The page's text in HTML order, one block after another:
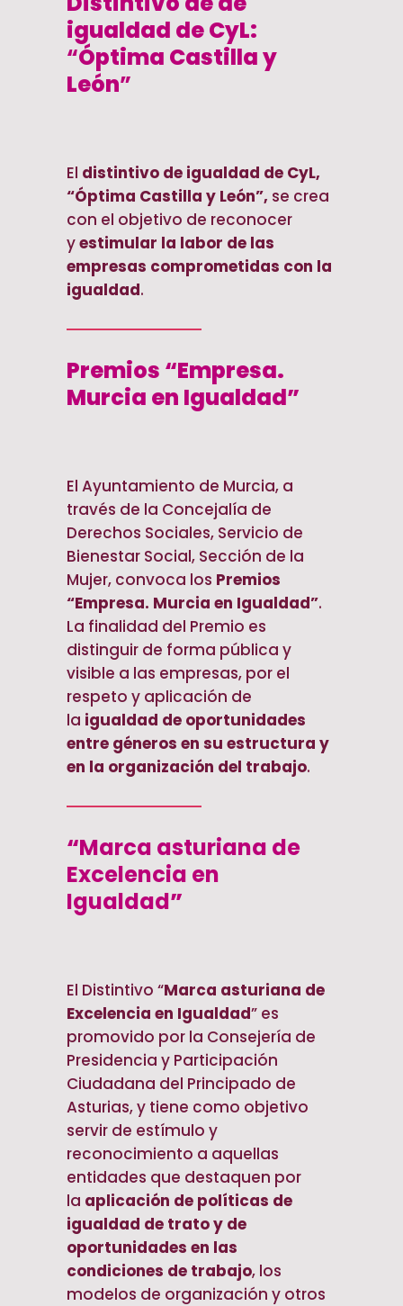
igualdad de CyL:
“Óptima Castilla y
León”
El distintivo de igualdad de CyL,
“Óptima Castilla y León”, se crea
con el objetivo de reconocer
yestimular la labor de las
empresas comprometidas con la
igualdad.
Premios “Empresa.
Murcia en Igualdad”
El Ayuntamiento de Murcia, a
través de la Concejalía de
Derechos Sociales, Servicio de
Bienestar Social, Sección de la
Mujer, convoca los Premios
“Empresa. Murcia en Igualdad”.
La finalidad del Premio es
distinguir de forma pública y
visible a las empresas, por el
respeto y aplicación de
la igualdad de oportunidades
entre géneros en su estructura y
en la organización del trabajo.
“Marca asturiana de
Excelencia en
Igualdad”
El Distintivo “Marca asturiana de
Excelencia en Igualdad” es
promovido por la Consejería de
Presidencia y Participación
Ciudadana del Principado de
Asturias, y tiene como objetivo
servir de estímulo y
reconocimiento a aquellas
entidades que destaquen por
la aplicación de políticas de
igualdad de trato y de
oportunidades en las
condiciones de trabajo, los
modelos de organización y otros